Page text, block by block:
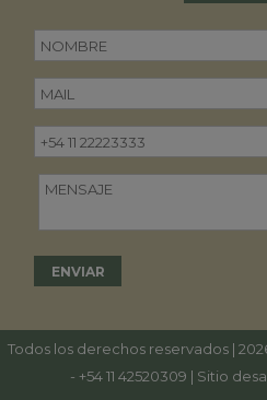
Todos los derechos reservados |
- +54 11 42520309 | Sitio